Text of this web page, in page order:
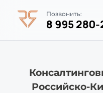
Позвонить:
8 995
Российско-